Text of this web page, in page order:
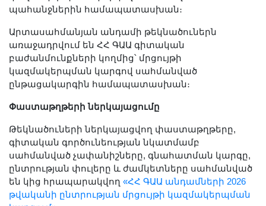
Նորություններ
Գիտական արդյունքներ
Սփյուռքի գիտնականները
Երիտասարդ գիտնականի
ամբիոն
Մեր երախտավորները
Կայքի քարտեզ
Որոնում
պահանջներին համապատասխան։
Արտասահմանյան անդամի թեկնածուներն
առաջադրվում են ՀՀ ԳԱԱ գիտական
բաժանմունքների կողմից՝ մրցույթի
կազմակերպման կարգով սահմանված
ընթացակարգին համապատասխան։
Փաստաթղթերի ներկայացումը
Թեկնածուների ներկայացվող փաստաթղթերը,
գիտական գործունեության նկատմամբ
սահմանված չափանիշները, գնահատման կարգը,
ընտրության փուլերը և ժամկետները սահմանված
են կից հրապարակվող «ՀՀ ԳԱԱ անդամների 2026
թվականի ընտրության մրցույթի կազմակերպման